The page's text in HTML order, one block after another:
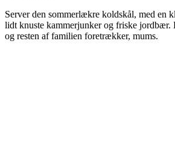
Server den sommerlækre koldskål, med en
lidt knuste kammerjunker og friske jordbær.
og resten af familien foretrækker, mums.